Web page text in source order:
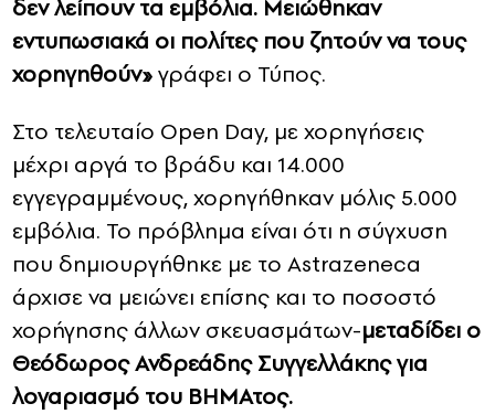
δεν λείπουν τα εμβόλια. Μειώθηκαν
εντυπωσιακά οι πολίτες που ζητούν να τους
χορηγηθούν»γράφει ο Τύπος.
Στο τελευταίο Open Day, με χορηγήσεις
μέχρι αργά το βράδυ και 14.000
εγγεγραμμένους, χορηγήθηκαν μόλις 5.000
εμβόλια. Το πρόβλημα είναι ότι η σύγχυση
που δημιουργήθηκε με το Astrazeneca
άρχισε να μειώνει επίσης και το ποσοστό
χορήγησης άλλων σκευασμάτων-μεταδίδει ο
Θεόδωρος Ανδρεάδης Συγγελλάκης για
λογαριασμό του ΒΗΜΑτος.